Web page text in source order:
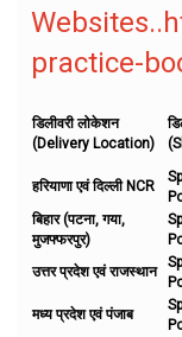
practice-
डिलीवरी लोकेशन
(Delivery Location)
हरियाणा एवं दिल्ली NCR
बिहार (पटना, गया,
मुजफ्फरपुर)
उत्तर प्रदेश एवं राजस्थान
मध्य प्रदेश एवं पंजाब